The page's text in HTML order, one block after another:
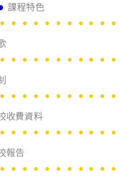
課程特色
收費資料
報告